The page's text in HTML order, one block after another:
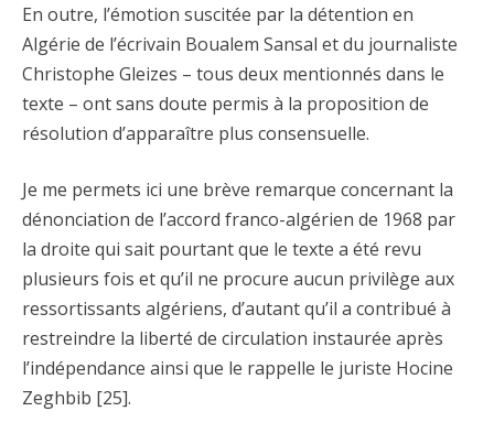
En outre, l’émotion suscitée par la détention en
Algérie de l’écrivain Boualem Sansal et du journaliste
Christophe Gleizes – tous deux mentionnés dans le
texte – ont sans doute permis à la proposition de
résolution d’apparaître plus consensuelle.
Je me permets ici une brève remarque concernant la
dénonciation de l’accord franco-algérien de 1968 par
la droite qui sait pourtant que le texte a été revu
plusieurs fois et qu’il ne procure aucun privilège aux
ressortissants algériens, d’autant qu’il a contribué à
restreindre la liberté de circulation instaurée après
l’indépendance ainsi que le rappelle le juriste Hocine
Zeghbib [25].